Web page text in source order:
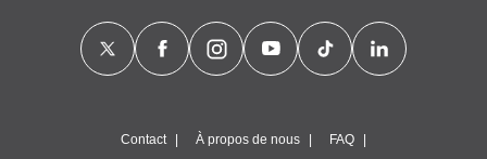
Contact À propos de nous FAQ